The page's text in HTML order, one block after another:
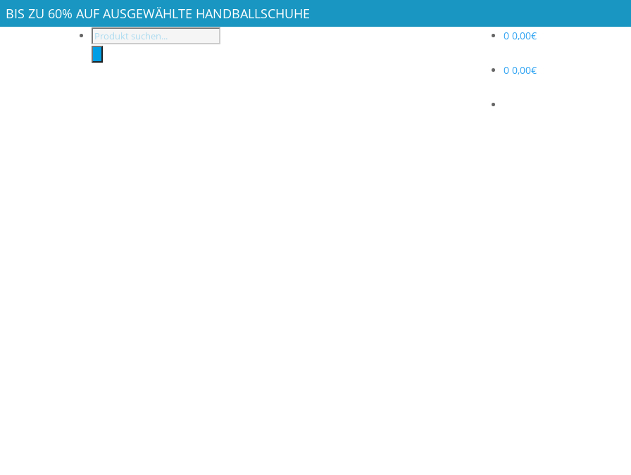
BIS ZU 60% AUF AUSGEWÄHLTE HANDBALLSCHUHE
Products
0 0,00€
0 0,00€